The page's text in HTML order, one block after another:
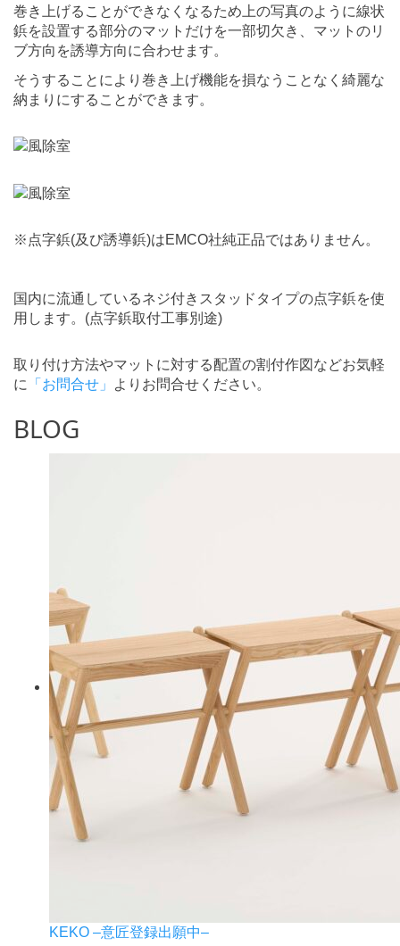
巻き上げることができなくなるため上の写真のように線状
鋲を設置する部分のマットだけを一部切欠き、マットのリ
ブ方向を誘導方向に合わせます。
そうすることにより巻き上げ機能を損なうことなく綺麗な
納まりにすることができます。
※点字鋲(及び誘導鋲)はEMCO社純正品ではありません。
国内に流通しているネジ付きスタッドタイプの点字鋲を使
用します。(点字鋲取付工事別途)
取り付け方法やマットに対する配置の割付作図などお気軽
に
「お問合せ」 よりお問合せください。
BLOG
KEKO –意匠登録出願中–